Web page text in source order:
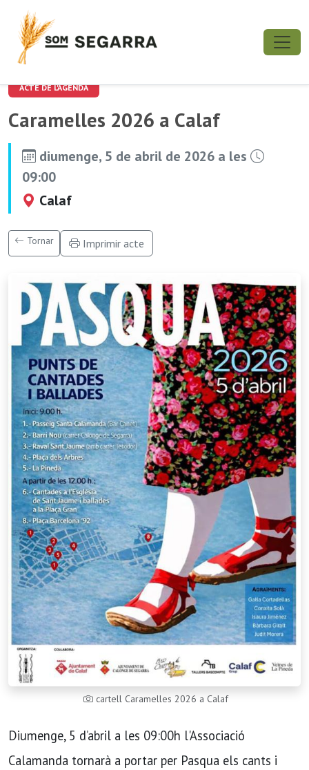
ACTE DE L'AGENDA
Caramelles 2026 a Calaf
diumenge, 5 de abril de 2026 a les
09:00
Calaf
Tornar Imprimir acte
cartell Caramelles 2026 a Calaf
Diumenge, 5 d’abril a les 09:00h l'Associació
Calamanda tornarà a portar per Pasqua els cants i